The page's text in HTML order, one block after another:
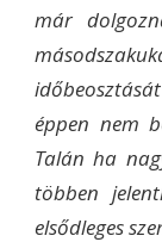
már
éppen nem
Talán ha
többen
elsődleges